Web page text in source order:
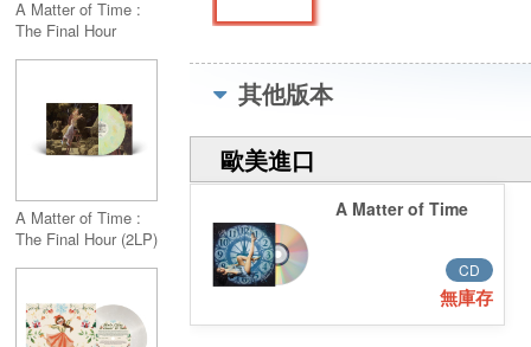
A Matter of Time :
The Final Hour
A Matter of Time :
The Final Hour (2LP)
其他版本
歐美進口
A Matter of Time
CD
無庫存